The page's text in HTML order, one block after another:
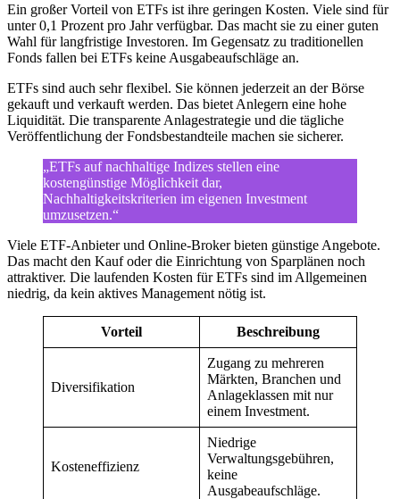
Ein großer Vorteil von ETFs ist ihre geringen Kosten. Viele sind für
unter 0,1 Prozent pro Jahr verfügbar. Das macht sie zu einer guten
Wahl für langfristige Investoren. Im Gegensatz zu traditionellen
Fonds fallen bei ETFs keine Ausgabeaufschläge an.
ETFs sind auch sehr flexibel. Sie können jederzeit an der Börse
gekauft und verkauft werden. Das bietet Anlegern eine hohe
Liquidität. Die transparente Anlagestrategie und die tägliche
Veröffentlichung der Fondsbestandteile machen sie sicherer.
„ETFs auf nachhaltige Indizes stellen eine
kostengünstige Möglichkeit dar,
Nachhaltigkeitskriterien im eigenen Investment
umzusetzen.“
Viele ETF-Anbieter und Online-Broker bieten günstige Angebote.
Das macht den Kauf oder die Einrichtung von Sparplänen noch
attraktiver. Die laufenden Kosten für ETFs sind im Allgemeinen
niedrig, da kein aktives Management nötig ist.
Vorteil Beschreibung
Diversifikation
Zugang zu mehreren
Märkten, Branchen und
Anlageklassen mit nur
einem Investment.
Kosteneffizienz
Niedrige
Verwaltungsgebühren,
keine
Ausgabeaufschläge.